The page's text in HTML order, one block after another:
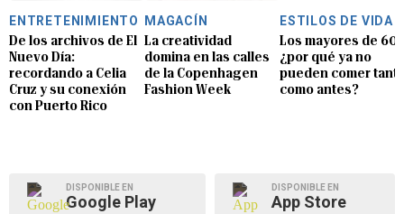
ENTRETENIMIENTO
De los archivos de El
Nuevo Día:
recordando a Celia
Cruz y su conexión
con Puerto Rico
MAGACÍN
La creatividad
domina en las calles
de la Copenhagen
Fashion Week
ESTILOS DE VIDA
Los mayores de 60:
¿por qué ya no
pueden comer
como antes?
DISPONIBLE EN
Google Play
DISPONIBLE EN
App Store